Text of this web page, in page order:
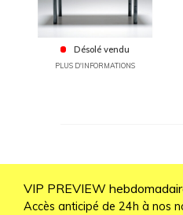
Désolé vendu
PLUS D'INFORMATIONS
VIP PREVIEW
Accès anticipé de 24h à nos